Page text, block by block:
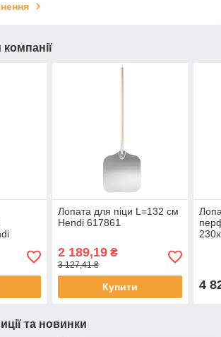
компанії
Лопата для піци L=132 cм
Hendi 617861
2 189,19₴
3 127,41 ₴
Купити 4
та новинки